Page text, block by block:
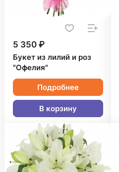
5 350 ₽
Букет из лилий и роз
"Офелия"
Подробнее
В корзину